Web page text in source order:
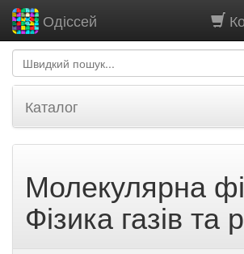
Одіссей
Каталог
Молекулярна
Фізика газів та